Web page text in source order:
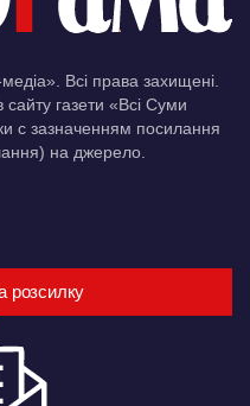
Всі права захищені.
сайту газети «Всі Суми
c зазначенням посилання
на джерело.
розсилку